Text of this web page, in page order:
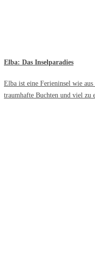
Elba: Das Inselparadies
Elba ist eine Ferieninsel wie
traumhafte Buchten und viel zu